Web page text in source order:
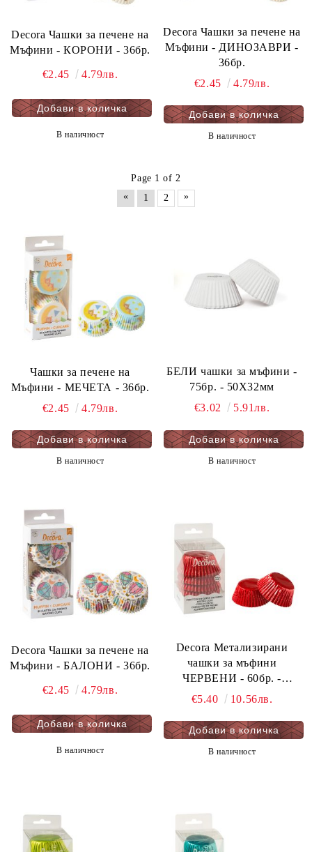
Decora Чашки за печене на
Мъфини - КОРОНИ - 36бр.
€2.45 4.79лв.
В наличност
Decora Чашки за печене на
Мъфини - ДИНОЗАВРИ -
36бр.
€2.45
4.79лв.
В наличност
Page 1 of 2
«
1 2 »
Чашки за печене на
Мъфини - МЕЧЕТА - 36бр.
€2.45
4.79лв.
В наличност
БЕЛИ чашки за мъфини -
75бр. - 50Х32мм
€3.02
5.91лв.
В наличност
Decora Чашки за печене на
Мъфини - БАЛОНИ - 36бр.
€2.45 4.79лв.
В наличност
Decora Метализирани
чашки за мъфини
ЧЕРВЕНИ - 60бр. -
50х32мм
€5.40 10.56лв.
В наличност